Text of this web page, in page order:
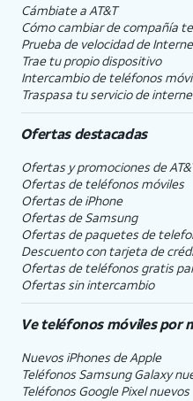
Cámbiate a AT&T
Cómo cambiar de compañía
Prueba de velocidad de
Trae tu propio dispositivo
Intercambio de teléfonos
Traspasa tu servicio de
Ofertas destacadas
Ofertas y promociones de
Ofertas de teléfonos móviles
Ofertas deiPhone
Ofertas de Samsung
Ofertas de paquetes de
Descuento con tarjeta de
Ofertas de teléfonos gratis
Ofertas sin intercambio
Ve teléfonos móviles por
Nuevos iPhones de Apple
Teléfonos Samsung Galaxy
Teléfonos Google Pixel nuevos